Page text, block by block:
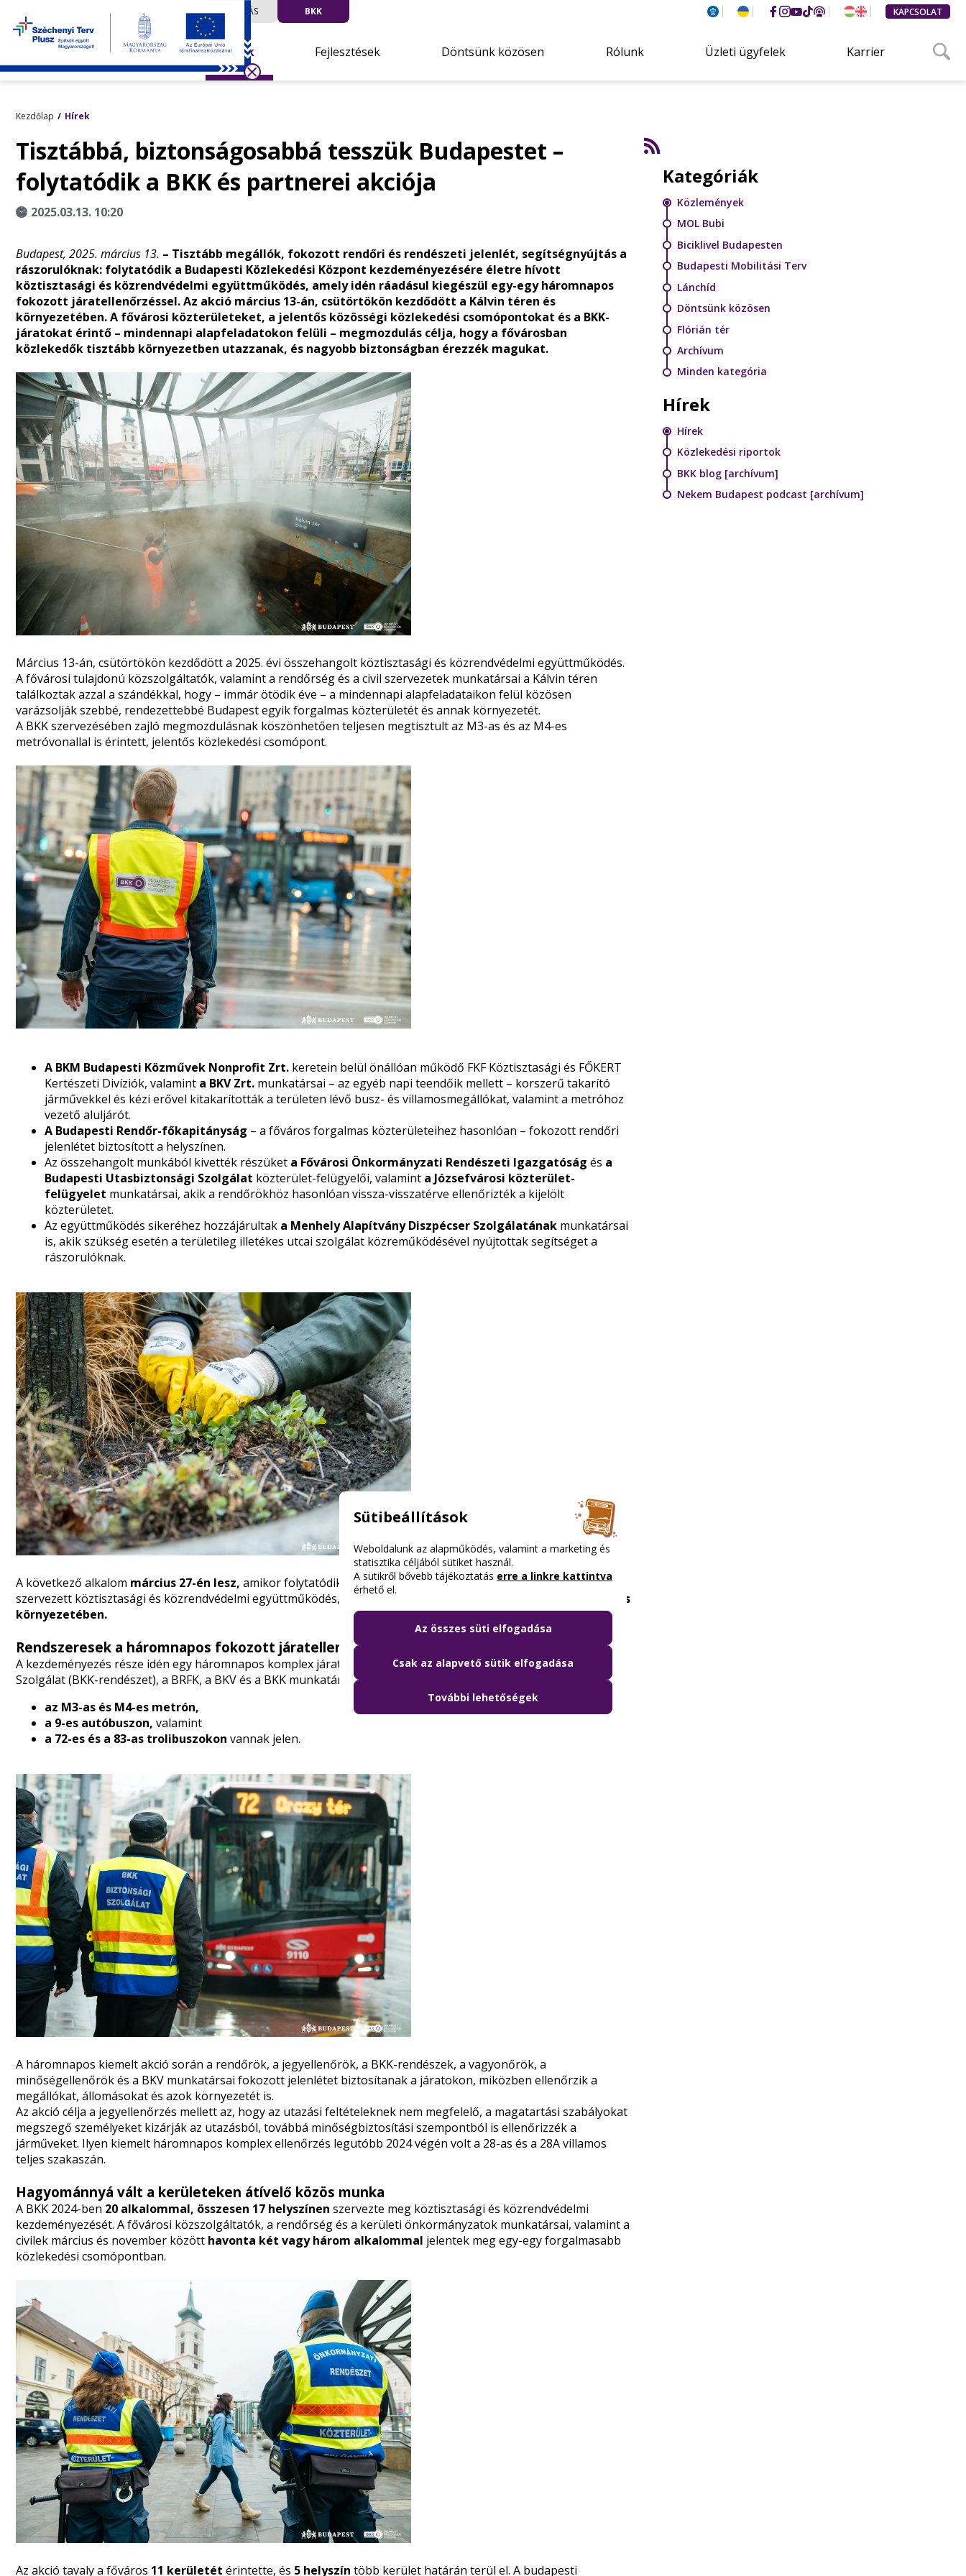
UTAZÁS BKK KAPCSOLAT
Hírek Fejlesztések Döntsünk közösen Rólunk Üzleti ügyfelek Karrier
Kezdőlap Hírek
Tisztábbá, biztonságosabbá tesszük Budapestet –
folytatódik a BKK és partnerei akciója
2025.03.13. 10:20
Budapest, 2025. március 13. – Tisztább megállók, fokozott rendőri és rendészeti jelenlét, segítségnyújtás a
rászorulóknak: folytatódik a Budapesti Közlekedési Központ kezdeményezésére életre hívott
köztisztasági és közrendvédelmi együttműködés, amely idén ráadásul kiegészül egy-egy háromnapos
fokozott járatellenőrzéssel. Az akció március 13-án, csütörtökön kezdődött a Kálvin téren és
környezetében. A fővárosi közterületeket, a jelentős közösségi közlekedési csomópontokat és a BKK-
járatokat érintő – mindennapi alapfeladatokon felüli – megmozdulás célja, hogy a fővárosban
közlekedők tisztább környezetben utazzanak, és nagyobb biztonságban érezzék magukat.
Március 13-án, csütörtökön kezdődött a 2025. évi összehangolt köztisztasági és közrendvédelmi együttműködés.
A fővárosi tulajdonú közszolgáltatók, valamint a rendőrség és a civil szervezetek munkatársai a Kálvin téren
találkoztak azzal a szándékkal, hogy – immár ötödik éve – a mindennapi alapfeladataikon felül közösen
varázsolják szebbé, rendezettebbé Budapest egyik forgalmas közterületét és annak környezetét.
A BKK szervezésében zajló megmozdulásnak köszönhetően teljesen megtisztult az M3-as és az M4-es
metróvonallal is érintett, jelentős közlekedési csomópont.
A BKM Budapesti Közművek Nonprofit Zrt. keretein belül önállóan működő FKF Köztisztasági és FŐKERT
Kertészeti Divíziók, valamint a BKV Zrt. munkatársai – az egyéb napi teendőik mellett – korszerű takarító
járművekkel és kézi erővel kitakarították a területen lévő busz- és villamosmegállókat, valamint a metróhoz
vezető aluljárót.
A Budapesti Rendőr-főkapitányság – a főváros forgalmas közterületeihez hasonlóan – fokozott rendőri
jelenlétet biztosított a helyszínen.
Az összehangolt munkából kivették részüket a Fővárosi Önkormányzati Rendészeti Igazgatóság és a
Budapesti Utasbiztonsági Szolgálat közterület-felügyelői, valamint a Józsefvárosi közterület-
felügyelet munkatársai, akik a rendőrökhöz hasonlóan vissza-visszatérve ellenőrizték a kijelölt
közterületet.
Az együttműködés sikeréhez hozzájárultak a Menhely Alapítvány Diszpécser Szolgálatának munkatársai
is, akik szükség esetén a területileg illetékes utcai szolgálat közreműködésével nyújtottak segítséget a
rászorulóknak.
A következő alkalom március 27-én lesz, amikor folytatódik a rendszeres, előre tervezett takarítások mellett
szervezett köztisztasági és közrendvédelmi együttműködés, valamint a fokozott járatellenőrzés
a Népligetnél és
környezetében.
Rendszeresek a háromnapos fokozott járatellenőrzések
A kezdeményezés része idén egy háromnapos komplex járatellenőrzési akció is: a FÖRI Budapesti Utasbiztonsági
Szolgálat (BKK-rendészet), a BRFK, a BKV és a BKK munkatársai csütörtöktől szombatig a Kálvin teret érintő
az M3-as és M4-es metrón,
a 9-es autóbuszon, valamint
a 72-es és a 83-as trolibuszokon vannak jelen.
A háromnapos kiemelt akció során a rendőrök, a jegyellenőrök, a BKK-rendészek, a vagyonőrök, a
minőségellenőrök és a BKV munkatársai fokozott jelenlétet biztosítanak a járatokon, miközben ellenőrzik a
megállókat, állomásokat és azok környezetét is.
Az akció célja a jegyellenőrzés mellett az, hogy az utazási feltételeknek nem megfelelő, a magatartási szabályokat
megszegő személyeket kizárják az utazásból, továbbá minőségbiztosítási szempontból is ellenőrizzék a
járműveket. Ilyen kiemelt háromnapos komplex ellenőrzés legutóbb 2024 végén volta 28-as és a 28A villamos
teljes szakaszán.
Hagyománnyá vált a kerületeken átívelő közös munka
A BKK 2024-ben 20 alkalommal, összesen 17 helyszínen szervezte meg köztisztasági és közrendvédelmi
kezdeményezését. A fővárosi közszolgáltatók, a rendőrség és a kerületi önkormányzatok munkatársai, valamint a
civilek március és november között havonta két vagy három alkalommal jelentek meg egy-egy forgalmasabb
közlekedési csomópontban.
Az akció tavaly a főváros 11 kerületét érintette, és 5 helyszín több kerület határán terül el. A budapesti
Kategóriák
Közlemények
MOL Bubi
Biciklivel Budapesten
Budapesti Mobilitási Terv
Lánchíd
Döntsünk közösen
Flórián tér
Archívum
Minden kategória
Hírek
Hírek
Közlekedési riportok
BKK blog [archívum]
Nekem Budapest podcast [archívum]
Sütibeállítások
Weboldalunk az alapműködés, valamint a marketing és
statisztika céljából sütiket használ.
A sütikről bővebb tájékoztatás erre a linkre kattintva
érhető el.
Az összes süti elfogadása
Csak az alapvető sütik elfogadása
További lehetőségek